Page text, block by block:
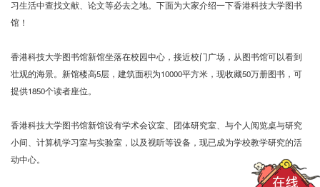
习生活中查找文献、论文等必去之地。下面为大家介绍一下香港科技大学图书
馆 ！
香港科技大学图书馆新馆坐落在校园中心，接近校门广场，从图书馆可以看到
壮观的海景。新馆楼高5层，建筑面积为10000平方米，现收藏50万册图书，可
提供1850个读者座位。
香港科技大学图书馆新馆设有学术会议室、团体研究室、与个人阅览桌与研究
小间、计算机学习室与实验室，以及视听等设备，现已成为学校教学研究的活
动中心。